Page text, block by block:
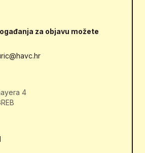
za objavu možete
4